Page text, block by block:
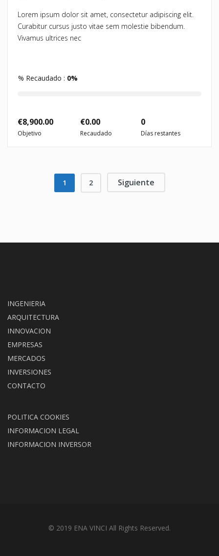
Lorem ipsum dolor sit amet, consectetur adipiscing elit.
Curabitur cursus justo vitae sem molestie bibendum.
Vivamus ultrices nec
% Recaudado : 0%
€8,900.00
Objetivo
0
Días restantes
€0.00
Recaudado
1 2 Siguiente
INGENIERIA
ARQUITECTURA
INNOVACION
EMPRESAS
MERCADOS
INVERSIONES
CONTACTO
POLITICA COOKIES
INFORMACION LEGAL
INFORMACION INVERSOR
© 2019 ENA VINCI All Rights Reserved.